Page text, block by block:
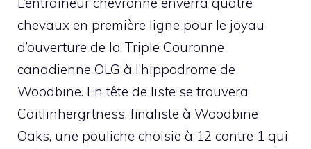
chevaux en première ligne pour le joyau
d’ouverture de la Triple Couronne
canadienne OLG à l’hippodrome de
Woodbine. En tête de liste se trouvera
Caitlinhergrtness, finaliste à Woodbine
Oaks, une pouliche choisie à 12 contre 1 qui